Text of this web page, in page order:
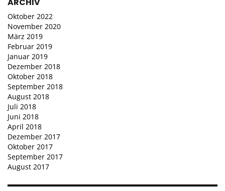
Oktober 2022
November 2020
März 2019
Februar 2019
Januar 2019
Dezember 2018
Oktober 2018
September 2018
August 2018
Juli 2018
Juni 2018
April 2018
Dezember 2017
Oktober 2017
September 2017
August 2017